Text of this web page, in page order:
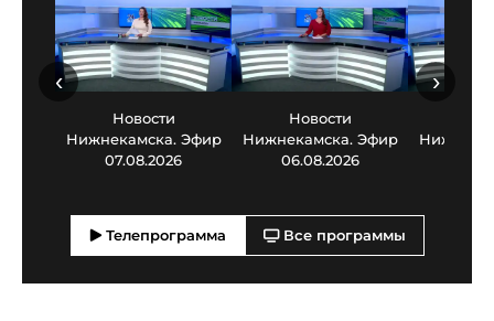
Новости
Нижнекамска. Эфир
07.08.2026
Новости
Нижнекамска. Эфир
06.08.2026
‹ ›
Телепрограмма Все программы